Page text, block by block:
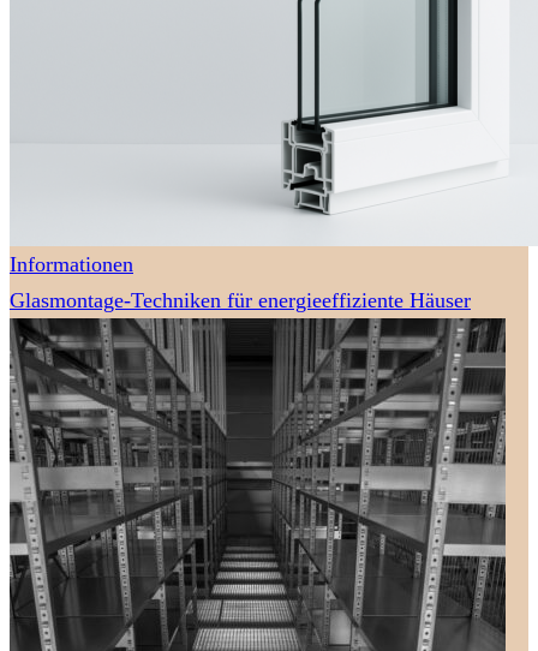
Informationen
Glasmontage-Techniken für energieeffiziente Häuser